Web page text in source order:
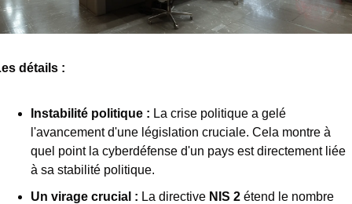
détails :
Instabilité politique : La crise politique a gelé
l'avancement d'une législation cruciale. Cela montre à
quel point la cyberdéfense d'un pays est directement liée
à sa stabilité politique.
Un virage crucial : La directive NIS 2 étend le nombre